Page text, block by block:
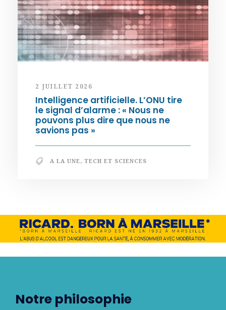
2 JUILLET 2026
Intelligence artificielle. L’ONU tire
le signal d’alarme : « Nous ne
pouvons plus dire que nous ne
savions pas »
A LA UNE, TECH ET SCIENCES
Notre philosophie